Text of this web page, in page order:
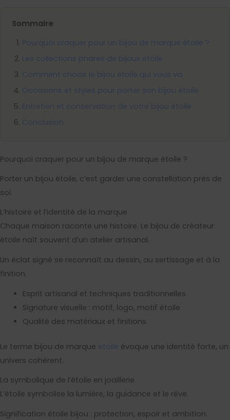
Sommaire
Pourquoi craquer pour un bijou de marque étoile ?
Les collections phares de bijoux étoile
Comment choisir le bijou étoile qui vous va
Occasions et styles pour porter son bijou étoile
Entretien et conservation de votre bijou étoile
Conclusion
Pourquoi craquer pour un bijou de marque étoile ?
Porter un bijou étoile, c’est garder une constellation près de
soi.
L’histoire et l’identité de la marque
Chaque maison raconte une histoire. Le bijou de créateur
étoile naît souvent d’un atelier artisanal.
Un éclat signé se reconnaît au dessin, au sertissage et à la
finition.
Esprit artisanal et techniques traditionnelles
Signature visuelle : motif, logo, motif étoile
Qualité des matériaux et finitions
Le terme bijou de marque etoile évoque une identité forte, un
univers cohérent.
La symbolique de l’étoile en joaillerie
L’étoile symbolise la lumière, la guidance et le rêve.
Signification étoile bijou : protection, espoir et ambition.